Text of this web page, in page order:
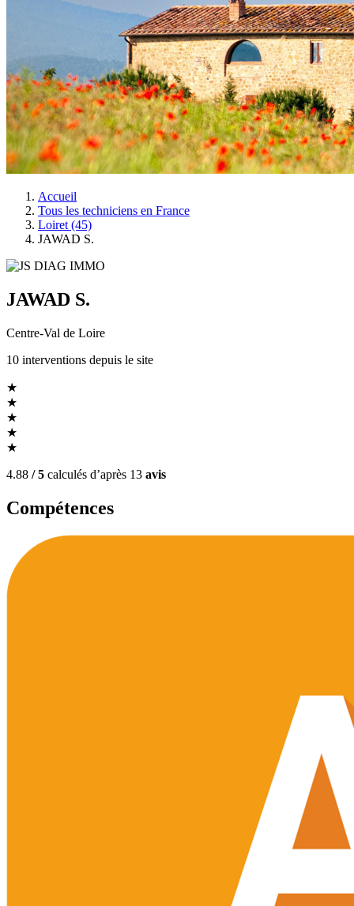
Accueil
Tous les techniciens en France
Loiret (45)
JAWAD S.
JAWAD S.
Centre-Val de Loire
10 interventions depuis le site
★
★
★
★
★
4.88 / 5 calculés d’après 13 avis
Compétences